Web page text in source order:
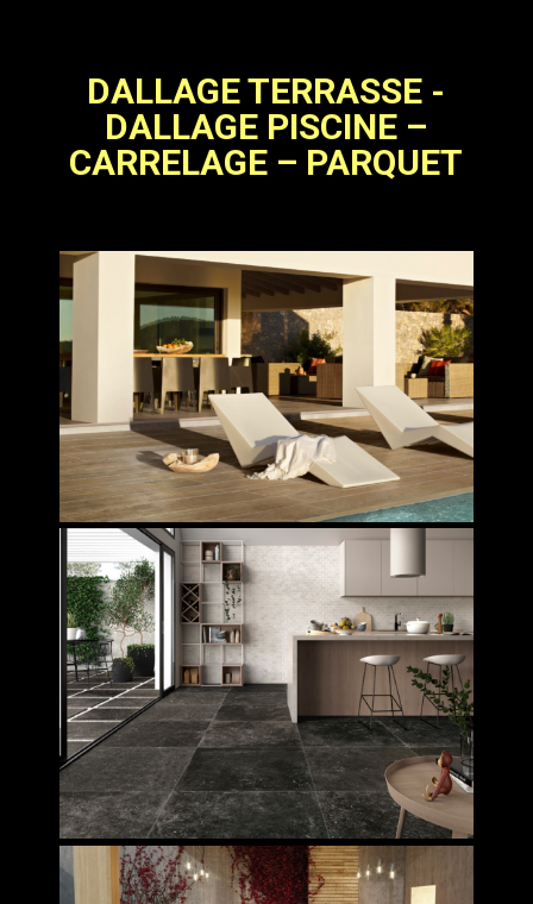
DALLAGE TERRASSE -
DALLAGE PISCINE –
CARRELAGE – PARQUET